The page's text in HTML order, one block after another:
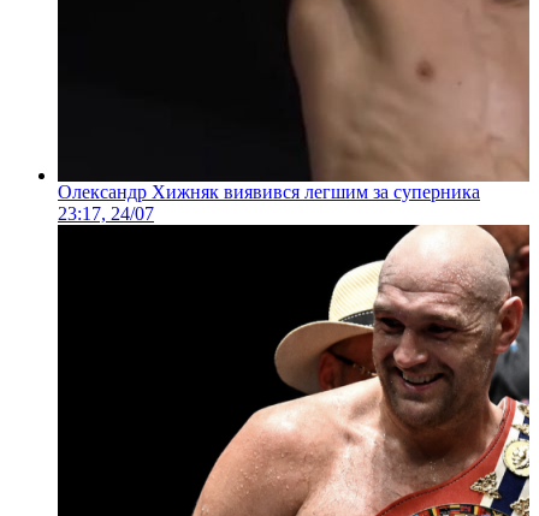
Олександр Хижняк виявився легшим за суперника
23:17, 24/07